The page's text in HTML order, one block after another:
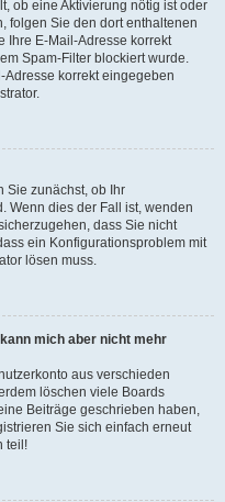
ob eine Aktivierung nötig ist oder
folgen Sie den dort enthaltenen
Ihre E-Mail-Adresse korrekt
Spam-Filter blockiert wurde.
korrekt eingegeben
Sie zunächst, ob Ihr
Wenn dies der Fall ist, wenden
dass Sie nicht
ein Konfigurationsproblem mit
lösen muss.
mich aber nicht mehr
aus verschieden
löschen viele Boards
Beiträge geschrieben haben,
Sie sich einfach erneut
teil!